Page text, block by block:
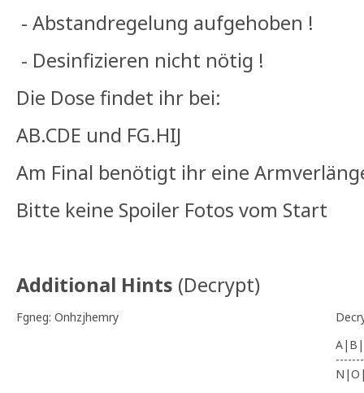
- Abstandregelung aufgehoben !
- Desinfizieren nicht nötig !
Die Dose findet ihr bei:
AB.CDE und FG.HIJ
Am Final benötigt ihr eine
Bitte keine Spoiler Fotos vom Start
Additional Hints (Decrypt)
Fgneg: Onhzjhemry